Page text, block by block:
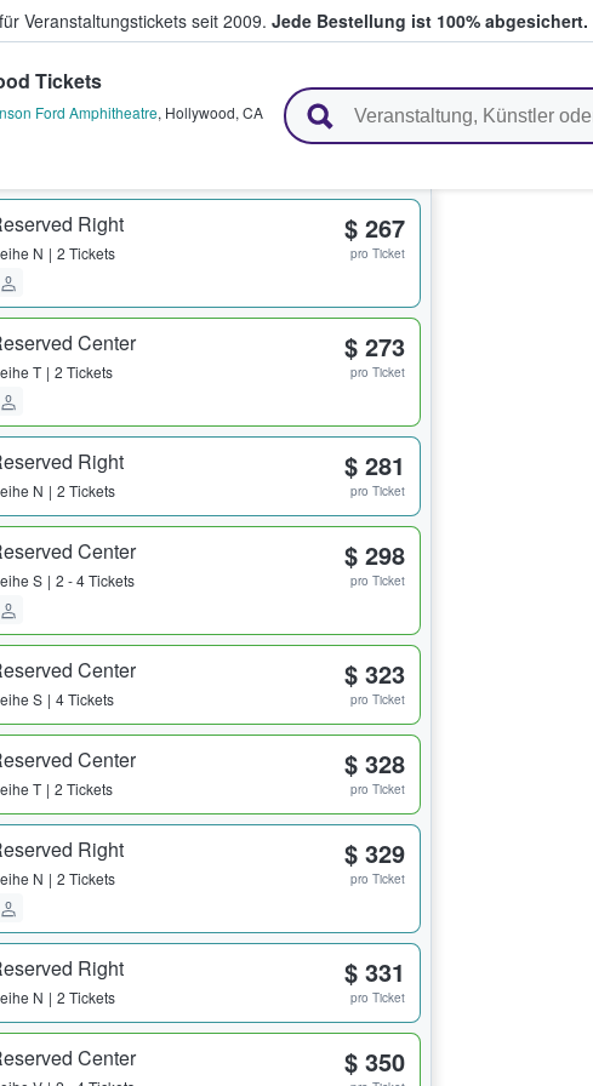
Veranstaltungstickets seit 2009. Jede Bestellung ist 100% abgesichert.
kaufen & verkaufen
Tickets
Ford Amphitheatre, Hollywood, CA
Right
N 2 Tickets
$ 267
pro Ticket
Center
T 2 Tickets
$ 273
pro Ticket
Right
N 2 Tickets
$ 281
pro Ticket
Center
S 2 - 4 Tickets
$ 298
pro Ticket
Center
S 4 Tickets
$ 323
pro Ticket
Center
T 2 Tickets
$ 328
pro Ticket
Right
N 2 Tickets
$ 329
pro Ticket
Right
N 2 Tickets
$ 331
pro Ticket
Center $ 350